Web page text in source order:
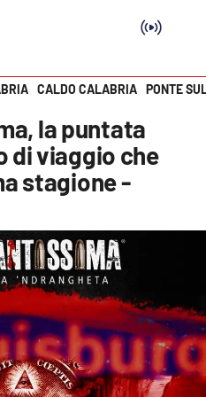
CALDO CALABRIA PONTE
la puntata
di viaggio che
stagione -